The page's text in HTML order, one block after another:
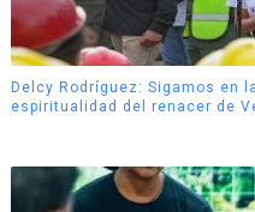
Delcy Rodríguez: Sigamos en
espiritualidad del renacer de